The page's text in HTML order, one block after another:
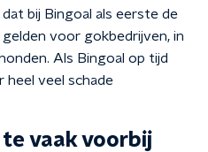
bij Bingoal als eerste de
voor gokbedrijven, in
Als Bingoal op tijd
heel veel schade
te vaak voorbij